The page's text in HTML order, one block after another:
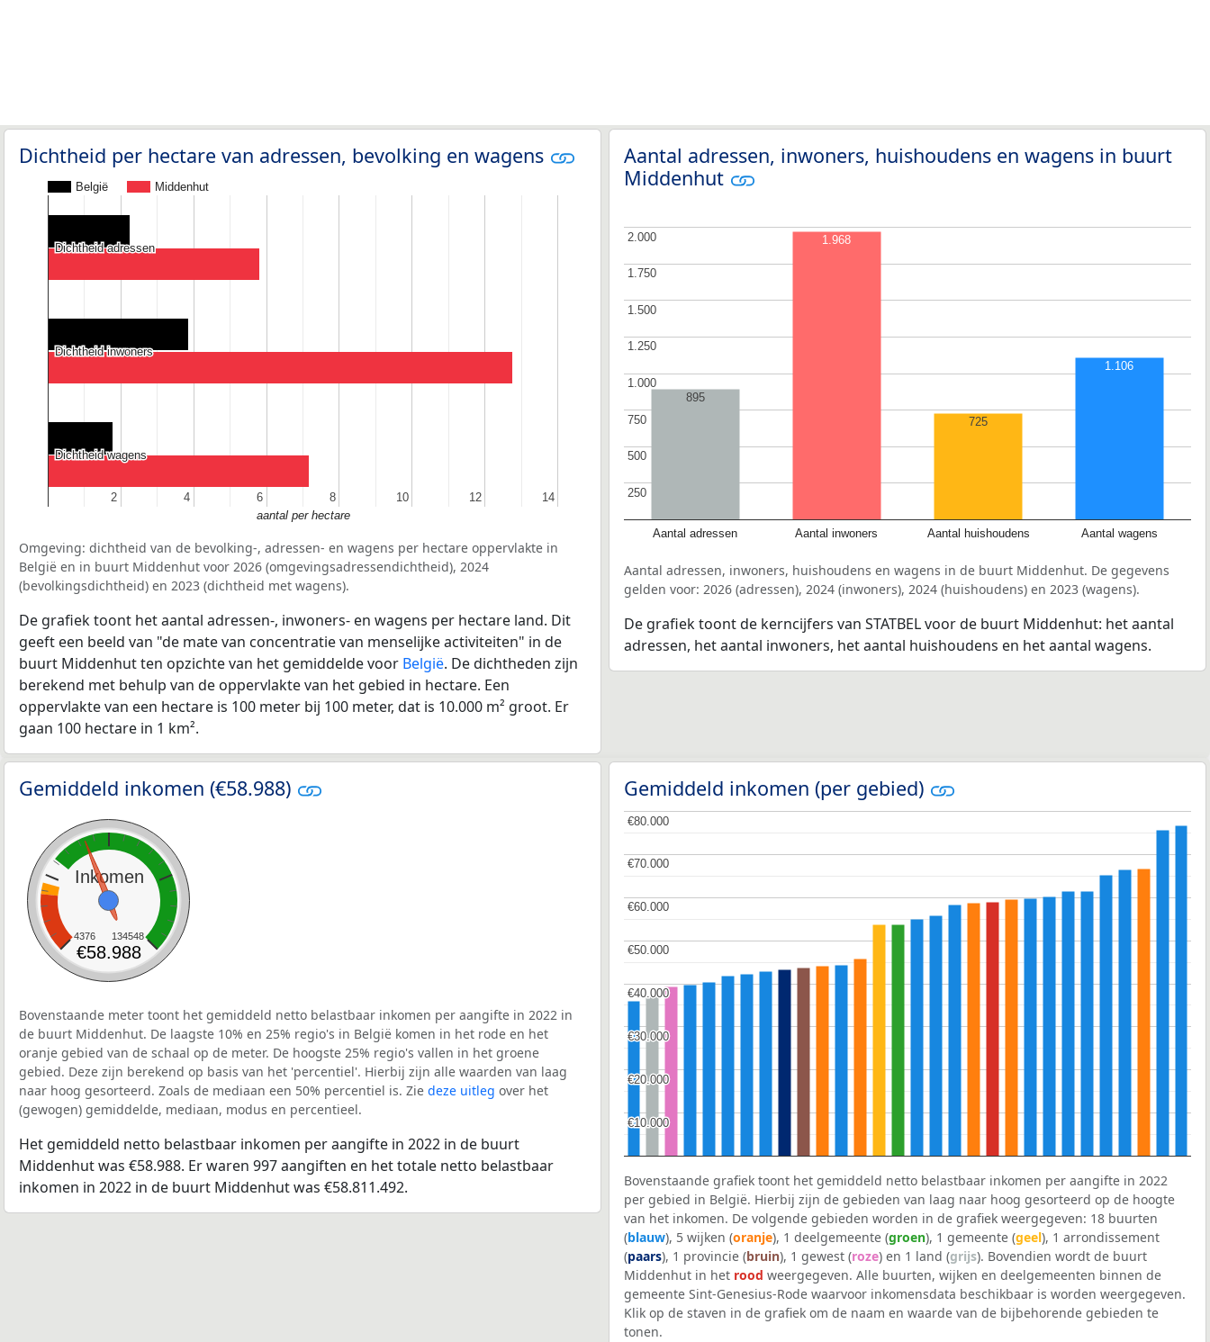
Dichtheid per hectare van adressen, bevolking en wagens
België Middenhut
2
2 4
4 6
6 8
8 10
10 12
12 14
14
Dichtheid adressen
Dichtheid adressen
Dichtheid inwoners
Dichtheid inwoners
Dichtheid wagens
Dichtheid wagens
aantal per hectare
Omgeving: dichtheid van de bevolking-, adressen- en wagens per hectare oppervlakte in
België en in buurt Middenhut voor 2026 (omgevingsadressendichtheid), 2024
(bevolkingsdichtheid) en 2023 (dichtheid met wagens).
De grafiek toont het aantal adressen-, inwoners- en wagens per hectare land. Dit
geeft een beeld van "de mate van concentratie van menselijke activiteiten" in de
buurt Middenhut ten opzichte van het gemiddelde voor België. De dichtheden zijn
berekend met behulp van de oppervlakte van het gebied in hectare. Een
oppervlakte van een hectare is 100 meter bij 100 meter, dat is 10.000 m² groot. Er
gaan 100 hectare in 1 km².
Aantal adressen, inwoners, huishoudens en wagens in buurt
Middenhut
Aantal adressen Aantal inwoners Aantal huishoudens Aantal wagens
250
250
500
500
750
750
1.000
1.000
1.250
1.250
1.500
1.500
1.750
1.750
2.000
2.000
895
1.968
725
1.106
Aantal adressen, inwoners, huishoudens en wagens in de buurt Middenhut. De gegevens
gelden voor: 2026 (adressen), 2024 (inwoners), 2024 (huishoudens) en 2023 (wagens).
De grafiek toont de kerncijfers van STATBEL voor de buurt Middenhut: het aantal
adressen, het aantal inwoners, het aantal huishoudens en het aantal wagens.
Gemiddeld inkomen (€58.988)
Inkomen
4376 134548
€58.988
Bovenstaande meter toont het gemiddeld netto belastbaar inkomen per aangifte in 2022 in
de buurt Middenhut. De laagste 10% en 25% regio's in België komen in het rode en het
oranje gebied van de schaal op de meter. De hoogste 25% regio's vallen in het groene
gebied. Deze zijn berekend op basis van het 'percentiel'. Hierbij zijn alle waarden van laag
naar hoog gesorteerd. Zoals de mediaan een 50% percentiel is. Zie deze uitleg over het
(gewogen) gemiddelde, mediaan, modus en percentieel.
Het gemiddeld netto belastbaar inkomen per aangifte in 2022 in de buurt
Middenhut was €58.988. Er waren 997 aangiften en het totale netto belastbaar
inkomen in 2022 in de buurt Middenhut was €58.811.492.
Gemiddeld inkomen (per gebied)
€10.000
€10.000
€20.000
€20.000
€30.000
€30.000
€40.000
€40.000
€50.000
€50.000
€60.000
€60.000
€70.000
€70.000
€80.000
€80.000
Bovenstaande grafiek toont het gemiddeld netto belastbaar inkomen per aangifte in 2022
per gebied in België. Hierbij zijn de gebieden van laag naar hoog gesorteerd op de hoogte
van het inkomen. De volgende gebieden worden in de grafiek weergegeven: 18 buurten
(blauw), 5 wijken (oranje), 1 deelgemeente (groen), 1 gemeente (geel), 1 arrondissement
(paars), 1 provincie (bruin), 1 gewest (roze) en 1 land (grijs). Bovendien wordt de buurt
Middenhut in het rood weergegeven. Alle buurten, wijken en deelgemeenten binnen de
gemeente Sint-Genesius-Rode waarvoor inkomensdata beschikbaar is worden weergegeven.
Klik op de staven in de grafiek om de naam en waarde van de bijbehorende gebieden te
tonen.